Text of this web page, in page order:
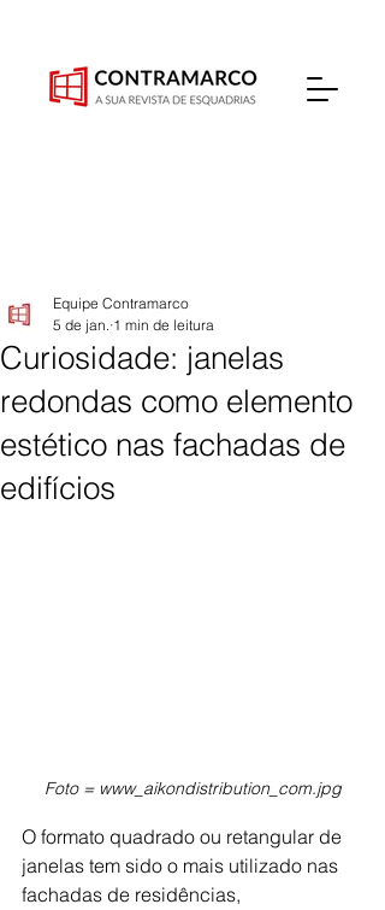
Curiosidade: janelas
redondas como elemento
estético nas fachadas de
edifícios
Equipe Contramarco
5 de jan. 1 min de leitura
Foto = www_aikondistribution_com.jpg
O formato quadrado ou retangular de
janelas tem sido o mais utilizado nas
fachadas de residências,